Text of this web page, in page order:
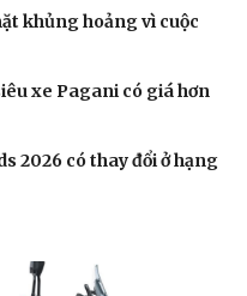
khủng hoảng vì cuộc
xe Pagani có giá hơn
2026 có thay đổi ở hạng